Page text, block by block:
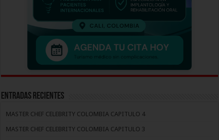
Entradas recientes
MASTER CHEF CELEBRITY COLOMBIA CAPITULO 4
MASTER CHEF CELEBRITY COLOMBIA CAPITULO 3